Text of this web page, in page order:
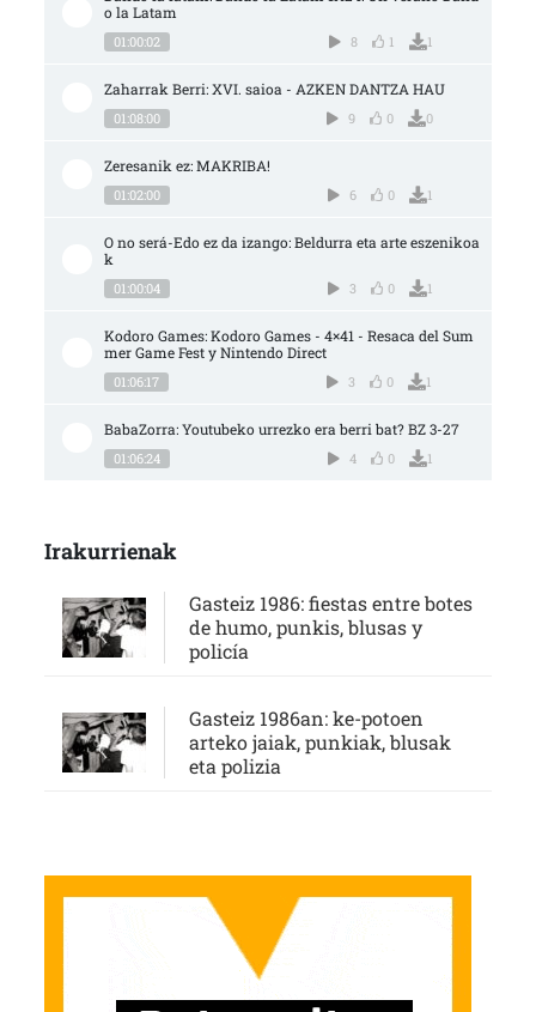
o la Latam
01:00:02 8 1 1
Zaharrak Berri: XVI. saioa - AZKEN DANTZA HAU
01:08:00 9 0 0
Zeresanik ez: MAKRIBA!
01:02:00 6 0 1
O no será-Edo ez da izango: Beldurra eta arte eszenikoa
k
01:00:04 3 0 1
Kodoro Games: Kodoro Games - 4×41 - Resaca del Sum
mer Game Fest y Nintendo Direct
01:06:17 3 0 1
BabaZorra: Youtubeko urrezko era berri bat? BZ 3-27
01:06:24 4 0 1
Irakurrienak
Gasteiz 1986: fiestas entre botes
de humo, punkis, blusas y
policía
Gasteiz 1986an: ke-potoen
arteko jaiak, punkiak, blusak
eta polizia